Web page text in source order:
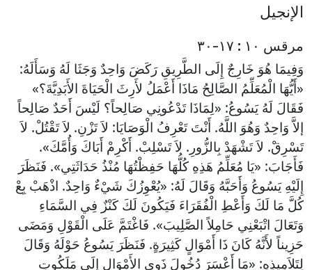
الإنجيل
مرقس ١٠ : ١٧-٣٠
وَفِيمَا هُوَ خَارِجٌ إِلَى الطَّرِيقِ رَكَضَ وَاحِدٌ وَجَثَا لَهُ وَسَأَلَهُ:
«أَيُّهَا الْمُعَلِّمُ الصَّالِحُ مَاذَا أَعْمَلُ لأَرِثَ الْحَيَاةَ الأَبَدِيَّةَ؟»
فَقَالَ لَهُ يَسُوعُ: «لِمَاذَا تَدْعُونِي صَالِحاً؟ لَيْسَ أَحَدٌ صَالِحاً
إلاَّ وَاحِدٌ وَهُوَ اللَّهُ. أَنْتَ تَعْرِفُ الْوَصَايَا: لاَ تَزْنِ. لاَ تَقْتُلْ. لاَ
تَسْرِقْ. لاَ تَشْهَدْ بِالزُّورِ. لاَ تَسْلِبْ. أَكْرِمْ أَبَاكَ وَأُمَّكَ».
فَأَجَابَ: «يَا مُعَلِّمُ هَذِهِ كُلُّهَا حَفِظْتُهَا مُنْذُ حَدَاثَتِي». فَنَظَرَ
إِلَيْهِ يَسُوعُ وَأَحَبَّهُ وَقَالَ لَهُ: «يُعْوِزُكَ شَيْءٌ وَاحِدٌ. اذْهَبْ بِعْ
كُلَّ مَا لَكَ وَأَعْطِ الْفُقَرَاءَ فَيَكُونَ لَكَ كَنْزٌ فِي السَّمَاءِ
وَتَعَالَ اتْبَعْنِي حَامِلاً الصَّلِيبَ». فَاغْتَمَّ عَلَى الْقَوْلِ وَمَضَى
حَزِيناً لأَنَّهُ كَانَ ذَا أَمْوَالٍ كَثِيرَةٍ. فَنَظَرَ يَسُوعُ حَوْلَهُ وَقَالَ
لِتَلاَمِيذِهِ: «مَا أَعْسَرَ دُخُولَ ذَوِي الأَمْوَالِ إِلَى مَلَكُوتِ